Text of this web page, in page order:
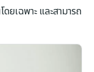
ยเฉพาะ และสามารถ